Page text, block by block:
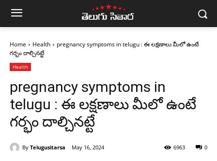
Home Health
pregnancy symptoms in telugu : ఈ లక్షణాలు మీలో ఉంటే
గర్భం దాల్చినట్టే
Health
pregnancy symptoms in
telugu : ఈ లక్షణాలు మీలో ఉంటే
గర్భం దాల్చినట్టే
By Telugusitarsa May 16, 2024 0
6963